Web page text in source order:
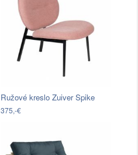
Ružové kreslo Zuiver Spike
375,-€